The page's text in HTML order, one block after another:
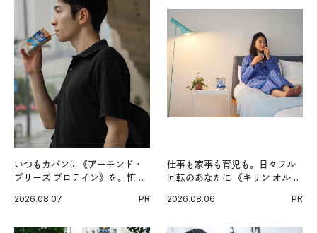
いつもカバンに《アーモンド・
ブリーズ プロテイン》を。忙し
グ習慣。
2026.08.07 PR
仕事も家事も育児も。日々フル
回転のあなたに 《キリン オルニ
2026.08.06 PR